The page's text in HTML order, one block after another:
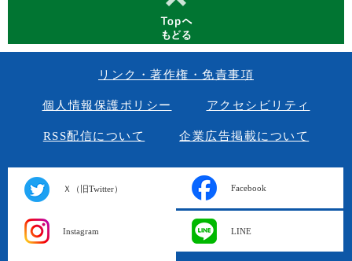
リンク・著作権・免責事項
個人情報保護ポリシー アクセシビリティ
RSS配信について 企業広告掲載について
Ｘ（旧Twitter） Facebook
Instagram LINE